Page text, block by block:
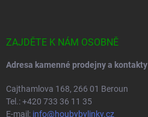
ZAJDĚTE K NÁM OSOBNĚ
Adresa kamenné prodejny a kontakty
Cajthamlova 168, 266 01 Beroun
Tel.: +420 733 36 11 35
E-mail: info@houbybylinky.cz